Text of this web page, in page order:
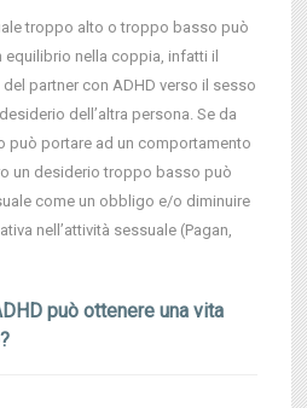
troppo alto o troppo basso può
nella coppia, infatti il
partner con ADHD verso il sesso
dell’altra persona. Se da
può portare ad un comportamento
un desiderio troppo basso può
come un obbligo e/o diminuire
nell’attività sessuale (Pagan,
può ottenere una vita